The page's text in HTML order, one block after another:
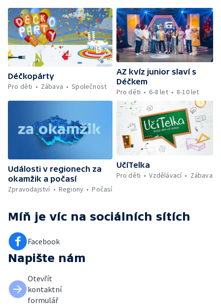
Déčkopárty
Pro děti
Zábava Společnost
AZ kvíz junior slaví s
Déčkem
Pro děti
6-8 let 8-10 let
Události v regionech za
okamžik a počasí
Zpravodajství
Regiony Počasí
UčíTelka
Pro děti
Vzdělávací Zábava
Míň je víc na sociálních sítích
Facebook
Napište nám
Otevřít
kontaktní
formulář